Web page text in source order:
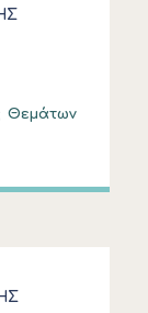
Θεμάτων